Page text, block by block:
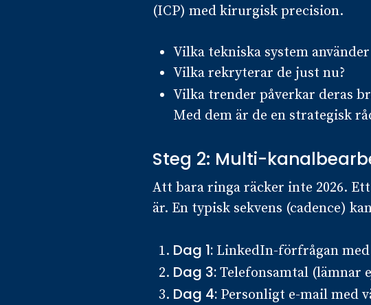
(ICP) med kirurgisk precision.
Vilka tekniska system använder
Vilka rekryterar de just nu?
Vilka trender påverkar deras
Med dem är de en strategisk
Steg 2: Multi-
Att bara ringa räcker inte 2026.
är. En typisk sekvens (cadence)
Dag 1: LinkedIn-förfrågan
Dag 3: Telefonsamtal (lämnar
Dag 4: Personligt e-mail med